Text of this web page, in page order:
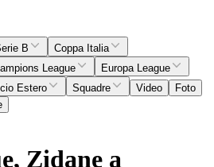
B
Coppa Italia
League
Europa League
Estero Squadre Video
Foto
Zidane a